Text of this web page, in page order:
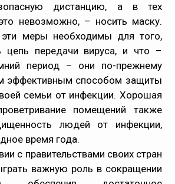
дистанцию, а в тех
невозможно, – носить маску.
меры необходимы для того,
цепь передачи вируса, и что –
период – они по-прежнему
эффективным способом защиты
семьи от инфекции. Хорошая
помещений также
людей от инфекции,
время года.
с правительствами своих стран
важную роль в сокращении